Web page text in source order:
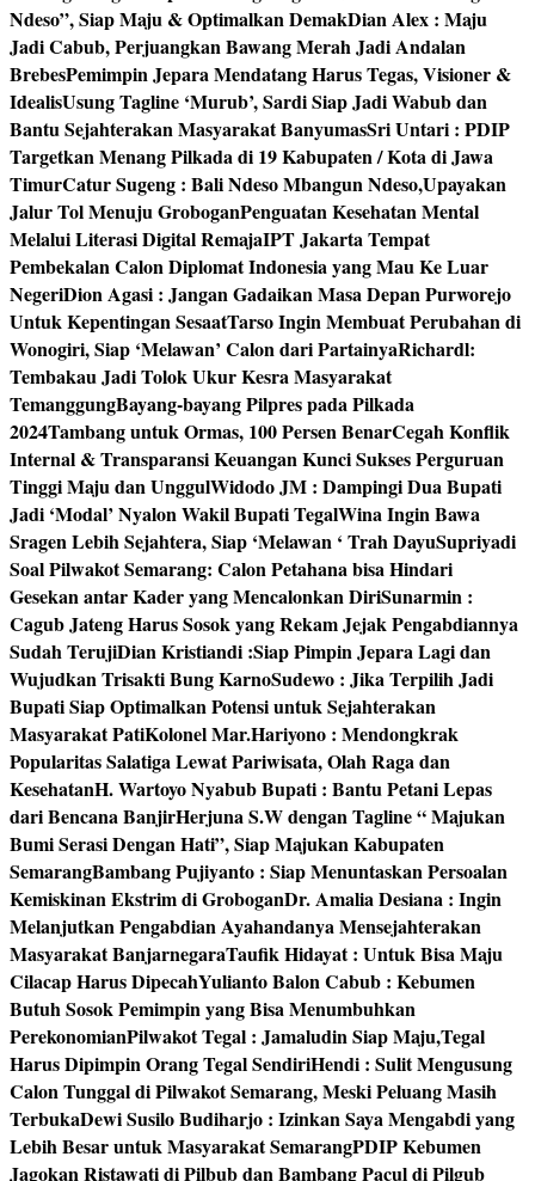
Ndeso”, Siap Maju & Optimalkan DemakDian Alex : Maju
Jadi Cabub, Perjuangkan Bawang Merah Jadi Andalan
BrebesPemimpin Jepara Mendatang Harus Tegas, Visioner &
IdealisUsung Tagline ‘Murub’, Sardi Siap Jadi Wabub dan
Bantu Sejahterakan Masyarakat BanyumasSri Untari : PDIP
Targetkan Menang Pilkada di 19 Kabupaten / Kota di Jawa
TimurCatur Sugeng : Bali Ndeso Mbangun Ndeso,Upayakan
Jalur Tol Menuju GroboganPenguatan Kesehatan Mental
Melalui Literasi Digital RemajaIPT Jakarta Tempat
Pembekalan Calon Diplomat Indonesia yang Mau Ke Luar
NegeriDion Agasi : Jangan Gadaikan Masa Depan Purworejo
Untuk Kepentingan SesaatTarso Ingin Membuat Perubahan di
Wonogiri, Siap ‘Melawan’ Calon dari PartainyaRichardl:
Tembakau Jadi Tolok Ukur Kesra Masyarakat
TemanggungBayang-bayang Pilpres pada Pilkada
2024Tambang untuk Ormas, 100 Persen BenarCegah Konflik
Internal & Transparansi Keuangan Kunci Sukses Perguruan
Tinggi Maju dan UnggulWidodo JM : Dampingi Dua Bupati
Jadi ‘Modal’ Nyalon Wakil Bupati TegalWina Ingin Bawa
Sragen Lebih Sejahtera, Siap ‘Melawan ‘ Trah DayuSupriyadi
Soal Pilwakot Semarang: Calon Petahana bisa Hindari
Gesekan antar Kader yang Mencalonkan DiriSunarmin :
Cagub Jateng Harus Sosok yang Rekam Jejak Pengabdiannya
Sudah TerujiDian Kristiandi :Siap Pimpin Jepara Lagi dan
Wujudkan Trisakti Bung KarnoSudewo : Jika Terpilih Jadi
Bupati Siap Optimalkan Potensi untuk Sejahterakan
Masyarakat PatiKolonel Mar.Hariyono : Mendongkrak
Popularitas Salatiga Lewat Pariwisata, Olah Raga dan
KesehatanH. Wartoyo Nyabub Bupati : Bantu Petani Lepas
dari Bencana BanjirHerjuna S.W dengan Tagline “ Majukan
Bumi Serasi Dengan Hati”, Siap Majukan Kabupaten
SemarangBambang Pujiyanto : Siap Menuntaskan Persoalan
Kemiskinan Ekstrim di GroboganDr. Amalia Desiana : Ingin
Melanjutkan Pengabdian Ayahandanya Mensejahterakan
Masyarakat BanjarnegaraTaufik Hidayat : Untuk Bisa Maju
Cilacap Harus DipecahYulianto Balon Cabub : Kebumen
Butuh Sosok Pemimpin yang Bisa Menumbuhkan
PerekonomianPilwakot Tegal : Jamaludin Siap Maju,Tegal
Harus Dipimpin Orang Tegal SendiriHendi : Sulit Mengusung
Calon Tunggal di Pilwakot Semarang, Meski Peluang Masih
TerbukaDewi Susilo Budiharjo : Izinkan Saya Mengabdi yang
Lebih Besar untuk Masyarakat SemarangPDIP Kebumen
Jagokan Ristawati di Pilbub dan Bambang Pacul di Pilgub